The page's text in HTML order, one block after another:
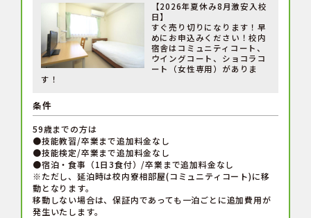
【2026年夏休み8月激安入校
日】
すぐ売り切りになります！早
めにお申込みください！校内
宿舎はコミュニティコート、
ウイングコート、ショコラコ
ート（女性専用）がありま
す！
条件
59歳までの方は
●技能教習/卒業まで追加料金なし
●技能検定/卒業まで追加料金なし
●宿泊・食事（1日3食付）/卒業まで追加料金なし
※ただし、延泊時は校内寮相部屋(コミュニティコート)に移
動となります。
移動しない場合は、保証内であっても一泊ごとに追加費用が
発生いたします。